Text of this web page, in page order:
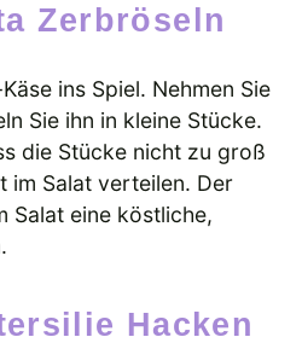
Zerbröseln
ins Spiel. Nehmen Sie
Sie ihn in kleine Stücke.
die Stücke nicht zu groß
im Salat verteilen. Der
Salat eine köstliche,
Hacken